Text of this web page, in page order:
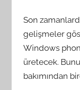
Son
gelişmeler
Windows
üretecek.
bakımından